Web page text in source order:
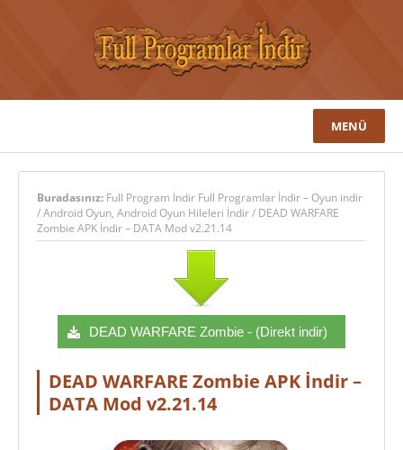
MENÜ
Buradasınız: Full Program İndir Full Programlar İndir – Oyun indir
/Android Oyun, Android Oyun Hileleri İndir/ DEAD WARFARE
Zombie APK İndir – DATA Mod v2.21.14
DEAD WARFARE Zombie - (Direkt indir)
DEAD WARFARE Zombie APK İndir –
DATA Mod v2.21.14